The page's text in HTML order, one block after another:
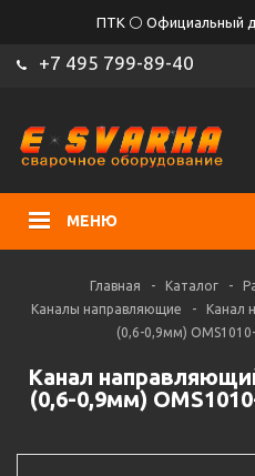
ПТК ⚪ Официальный
+7 495 799-89-40
МЕНЮ
Главная - Каталог -
Каналы направляющие
-
Канал
(0,6-0,9мм)
Канал
(0,6-0,9мм)